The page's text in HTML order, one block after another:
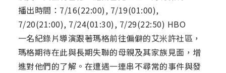
播出時間：7/16(22:00), 7/19(01:00),
7/20(21:00), 7/24(01:30), 7/29(22:50) HBO
一名紀錄片導演跟著瑪格前往偏僻的艾米許社區，
瑪格期待在此與長期失聯的母親及其家族見面，增
進對他們的了解。在遭遇一連串不尋常的事件與發